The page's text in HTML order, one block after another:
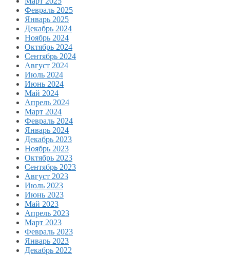
Февраль 2025
Январь 2025
Декабрь 2024
Ноябрь 2024
Октябрь 2024
Сентябрь 2024
Август 2024
Июль 2024
Июнь 2024
Май 2024
Апрель 2024
Март 2024
Февраль 2024
Январь 2024
Декабрь 2023
Ноябрь 2023
Октябрь 2023
Сентябрь 2023
Август 2023
Июль 2023
Июнь 2023
Май 2023
Апрель 2023
Март 2023
Февраль 2023
Январь 2023
Декабрь 2022